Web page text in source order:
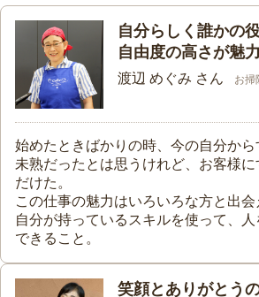
自分らしく誰かの
自由度の高さが魅力
渡辺 めぐみ さん お掃
始めたときばかりの時、今の自分か
未熟だったとは思うけれど、お客様
だけた。
この仕事の魅力はいろいろな方と出
自分が持っているスキルを使って、
できること。
笑顔とありがとう